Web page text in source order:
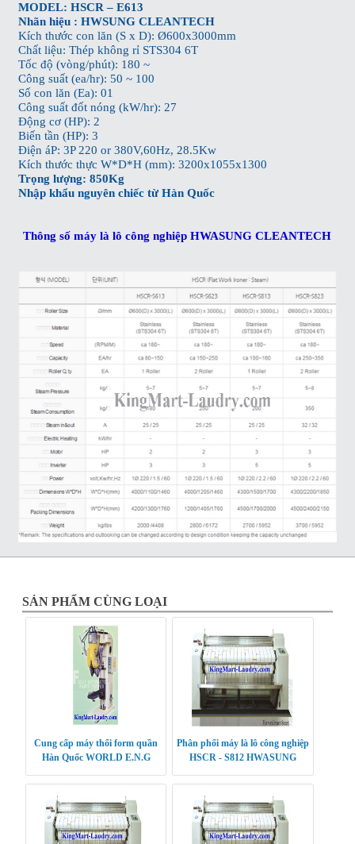
MODEL: HSCR – E613
Nhãn hiệu : HWSUNG CLEANTECH
Kích thước con lăn (S x D): Ø600x3000mm
Chất liệu: Thép không rỉ STS304 6T
Tốc độ (vòng/phút): 180 ~
Công suất (ea/hr): 50 ~ 100
Số con lăn (Ea): 01
Công suất đốt nóng (kW/hr): 27
Động cơ (HP): 2
Biến tần (HP): 3
Điện áP: 3P 220 or 380V,60Hz, 28.5Kw
Kích thước thực W*D*H (mm): 3200x1055x1300
Trọng lượng: 850Kg
Nhập khẩu nguyên chiếc từ Hàn Quốc
Thông sốmáy là lô công nghiệp HWASUNG CLEANTECH
SẢN PHẨM CÙNG LOẠI
Cung cấp máy thổi form quần
Hàn Quốc WORLD E.N.G
Phân phối máy là lô công nghiệp
HSCR - S812 HWASUNG